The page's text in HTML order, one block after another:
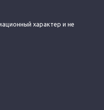
характер и не